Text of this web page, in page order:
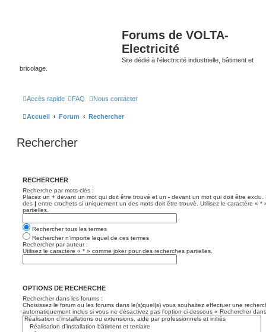
Forums de VOLTA-
Electricité
Site dédié à l'électricité industrielle, bâtiment et
bricolage.
Accès rapide FAQ Nous contacter
Accueil Forum Rechercher
Rechercher
RECHERCHER
Recherche par mots-clés :
Placez un + devant un mot qui doit être trouvé et un - devant un mot qui doit être
des | entre crochets si uniquement un des mots doit être trouvé. Utilisez le caractère « *
partielles.
Rechercher tous les termes
Rechercher n’importe lequel de ces termes
Rechercher par auteur :
Utilisez le caractère « * » comme joker pour des recherches partielles.
OPTIONS DE RECHERCHE
Rechercher dans les forums :
Choisissez le forum ou les forums dans le(s)quel(s) vous souhaitez effectuer une
automatiquement inclus si vous ne désactivez pas l’option ci-dessous « Rechercher